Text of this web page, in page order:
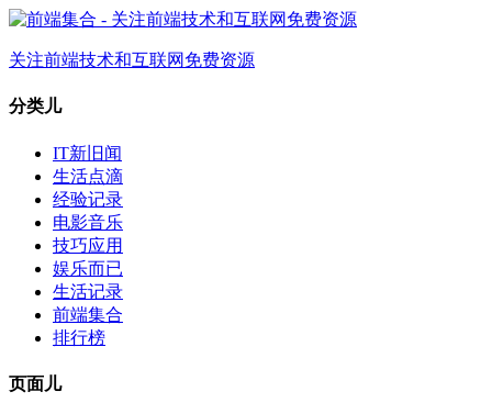
关注前端技术和互联网免费资源
分类儿
IT新旧闻
生活点滴
经验记录
电影音乐
技巧应用
娱乐而已
生活记录
前端集合
排行榜
页面儿